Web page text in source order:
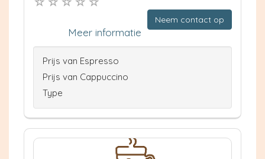
Neem contact op
Meer informatie
Prijs van Espresso
Prijs van Cappuccino
Type